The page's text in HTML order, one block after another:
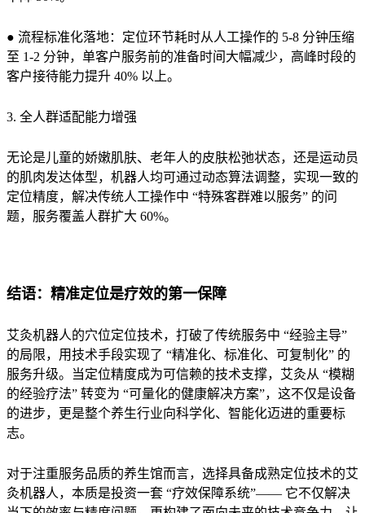
● 流程标准化落地：定位环节耗时从人工操作的 5-8 分钟压缩
至 1-2 分钟，单客户服务前的准备时间大幅减少，高峰时段的
客户接待能力提升 40% 以上。
3. 全人群适配能力增强
无论是儿童的娇嫩肌肤、老年人的皮肤松弛状态，还是运动员
的肌肉发达体型，机器人均可通过动态算法调整，实现一致的
定位精度，解决传统人工操作中 “特殊客群难以服务” 的问
题，服务覆盖人群扩大 60%。
结语：精准定位是疗效的第一保障
艾灸机器人的穴位定位技术，打破了传统服务中 “经验主导”
的局限，用技术手段实现了 “精准化、标准化、可复制化” 的
服务升级。当定位精度成为可信赖的技术支撑，艾灸从 “模糊
的经验疗法” 转变为 “可量化的健康解决方案”，这不仅是设备
的进步，更是整个养生行业向科学化、智能化迈进的重要标
志。
对于注重服务品质的养生馆而言，选择具备成熟定位技术的艾
灸机器人，本质是投资一套 “疗效保障系统”—— 它不仅解决